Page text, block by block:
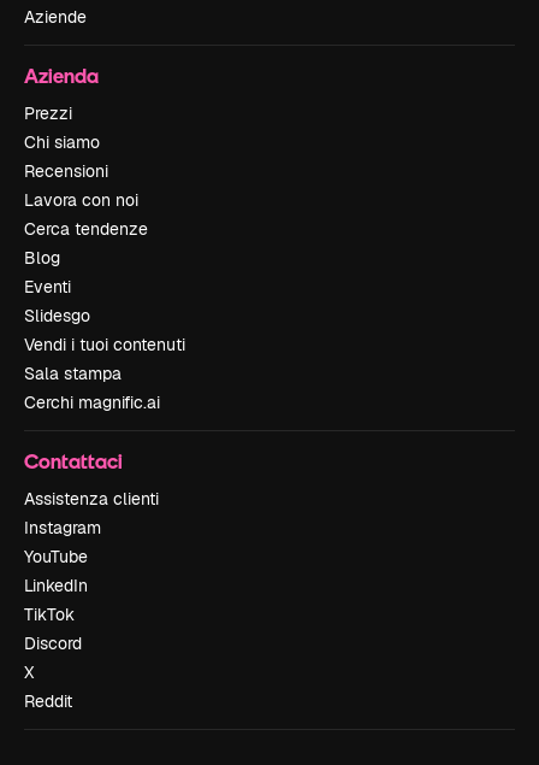
Aziende
Azienda
Prezzi
Chi siamo
Recensioni
Lavora con noi
Cerca tendenze
Blog
Eventi
Slidesgo
Vendi i tuoi contenuti
Sala stampa
Cerchi magnific.ai
Contattaci
Assistenza clienti
Instagram
YouTube
LinkedIn
TikTok
Discord
X
Reddit